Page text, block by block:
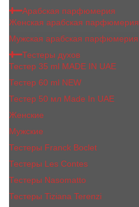
Арабская парфюмерия
Женская арабская парфюмерия
Мужская арабская парфюмерия
Тестеры духов
Тестер 35 ml MADE IN UAE
Тестер 60 ml NEW
Тестер 50 мл Made In UAE
Женские
Мужские
Тестеры Franck Boclet
Тестеры Les Contes
Тестеры Nasomatto
Тестеры Tiziana Terenzi